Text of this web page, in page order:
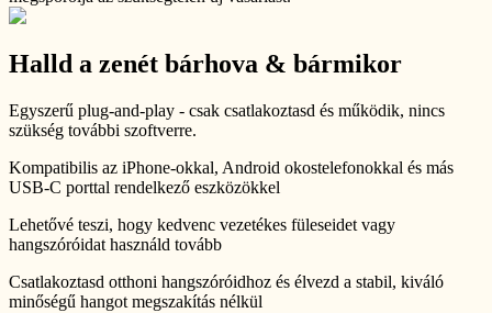
Halld a zenét bárhova & bármikor
Egyszerű plug-and-play - csak csatlakoztasd és működik, nincs
szükség további szoftverre.
Kompatibilis az iPhone-okkal, Android okostelefonokkal és más
USB-C porttal rendelkező eszközökkel
Lehetővé teszi, hogy kedvenc vezetékes füleseidet vagy
hangszóróidat használd tovább
Csatlakoztasd otthoni hangszóróidhoz és élvezd a stabil, kiváló
minőségű hangot megszakítás nélkül